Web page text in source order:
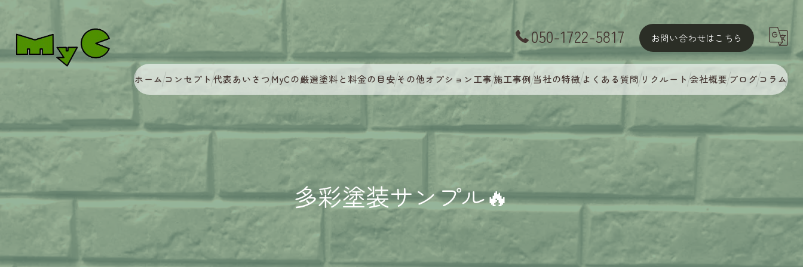
050-1722-5817 お問い合わせはこちら
ホーム コンセプト 代表あいさつ MyCの厳選塗料と料金の目安その他オプション工事施工事例当社の特徴
屋根塗装
外壁塗装
完璧な下地処理
よくある質問リクルート 会社概要ブログコラム
多彩塗装サンプル🔥